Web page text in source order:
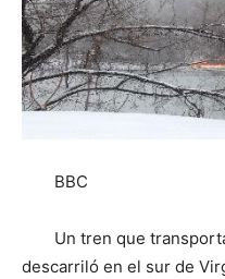
BBC
Un tren que
descarriló en el sur de